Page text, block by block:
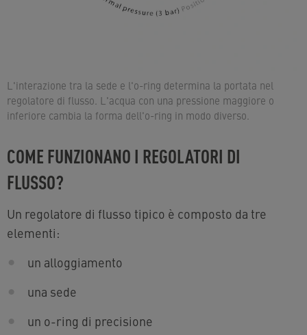
L'interazione tra la sede e l'o-ring determina la portata nel
regolatore di flusso. L'acqua con una pressione maggiore o
inferiore cambia la forma dell'o-ring in modo diverso.
COME FUNZIONANO I REGOLATORI DI
FLUSSO?
Un regolatore di flusso tipico è composto da tre
elementi:
un alloggiamento
una sede
un o-ring di precisione